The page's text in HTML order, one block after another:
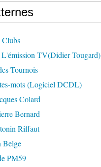
Clubs
TV(Didier Tougard)
Tournois
mots (Logiciel DCDL)
Colard
Bernard
Riffaut
Belge
PM59